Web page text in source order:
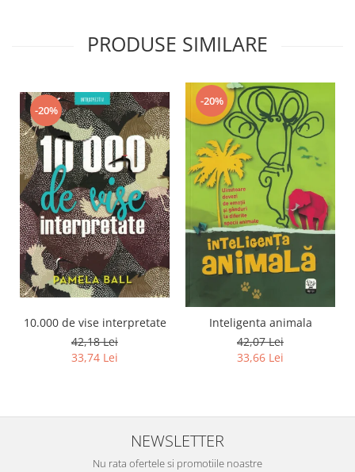
PRODUSE SIMILARE
-20%
10.000 de vise interpretate
42,18 Lei
33,74 Lei
-20%
Inteligenta animala
42,07 Lei
33,66 Lei
NEWSLETTER
Nu rata ofertele si promotiile noastre